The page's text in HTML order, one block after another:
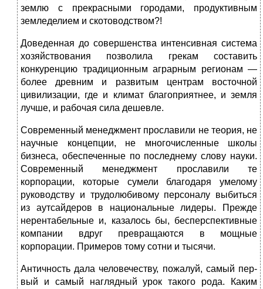
землю с прекрасными городами, продуктивным
земледелием и скотоводством?!
Доведенная до совершенства интенсивная система
хозяйствования позволила грекам составить
конкурен­цию традиционным аграрным регионам —
более древ­ним и развитым центрам восточной
цивилизации, где и климат благоприятнее, и земля
лучше, и рабочая сила дешевле.
Современный менеджмент прославили не теория, не
научные концепции, не многочисленные школы
бизнеса, обеспеченные по последнему слову науки.
Современ­ный менеджмент прославили те
корпорации, которые сумели благодаря умелому
руководству и трудолюбиво­му персоналу выбиться
из аутсайдеров в национальные лидеры. Прежде
нерентабельные и, казалось бы, беспер­спективные
компании вдруг превращаются в мощные
корпорации. Примеров тому сотни и тысячи.
Античность дала человечеству, пожалуй, самый пер­
вый и самый наглядный урок такого рода. Каким